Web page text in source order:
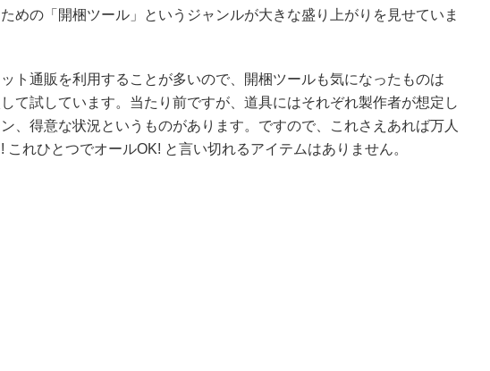
めの「開梱ツール」というジャンルが大きな盛り上がりを見せていま
ト通販を利用することが多いので、開梱ツールも気になったものは
て試しています。当たり前ですが、道具にはそれぞれ製作者が想定し
、得意な状況というものがあります。ですので、これさえあれば万人
これひとつでオールOK! と言い切れるアイテムはありません。